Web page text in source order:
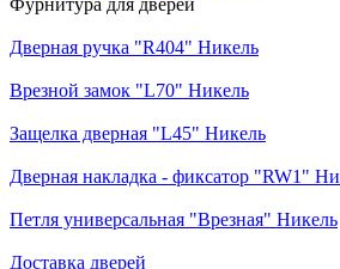
Дверная ручка "R404" Никель
Врезной замок "L70" Никель
Защелка дверная "L45" Никель
Дверная накладка - фиксатор "RW1"
Петля универсальная "Врезная" Никель
Доставка дверей